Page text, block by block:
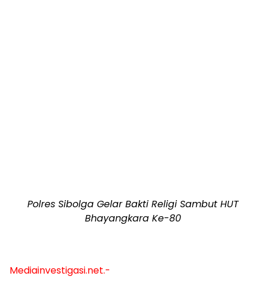
Polres Sibolga Gelar Bakti Religi Sambut HUT
Bhayangkara Ke-80
Mediainvestigasi.net.-